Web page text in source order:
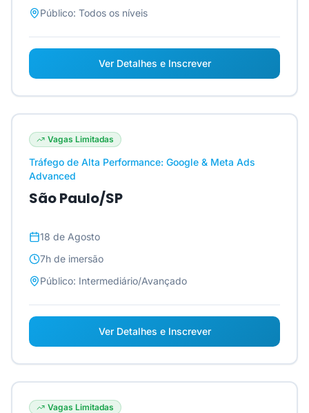
Público: Todos os níveis
Ver Detalhes e Inscrever
Vagas Limitadas
Tráfego de Alta Performance: Google & Meta Ads
Advanced
São Paulo/SP
18 de Agosto
7h de imersão
Público: Intermediário/Avançado
Ver Detalhes e Inscrever
Vagas Limitadas